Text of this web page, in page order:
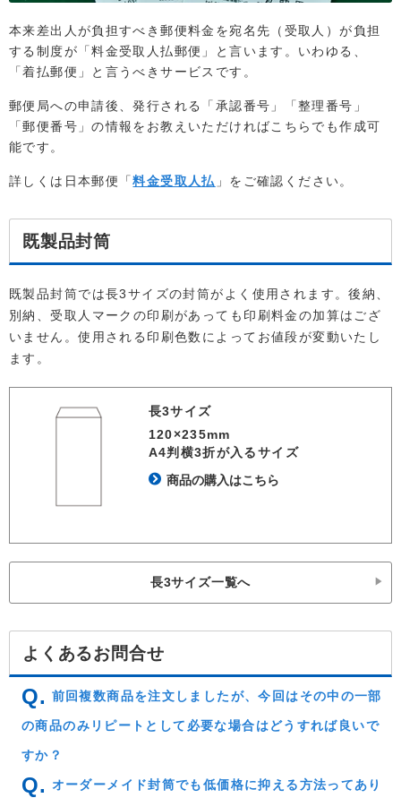
本来差出人が負担すべき郵便料金を宛名先（受取人）が負担
する制度が「料金受取人払郵便」と言います。いわゆる、
「着払郵便」と言うべきサービスです。
郵便局への申請後、発行される「承認番号」「整理番号」
「郵便番号」の情報をお教えいただければこちらでも作成可
能です。
詳しくは日本郵便「料金受取人払 」をご確認ください。
既製品封筒
既製品封筒では長3サイズの封筒がよく使用されます。後納、
別納、受取人マークの印刷があっても印刷料金の加算はござ
いません。使用される印刷色数によってお値段が変動いたし
ます。
長3サイズ
120×235mm
A4判横3折が入るサイズ
商品の購入はこちら
長3サイズ一覧へ
よくあるお問合せ
前回複数商品を注文しましたが、今回はその中の一部
の商品のみリピートとして必要な場合はどうすれば良いで
すか？
オーダーメイド封筒でも低価格に抑える方法ってあり